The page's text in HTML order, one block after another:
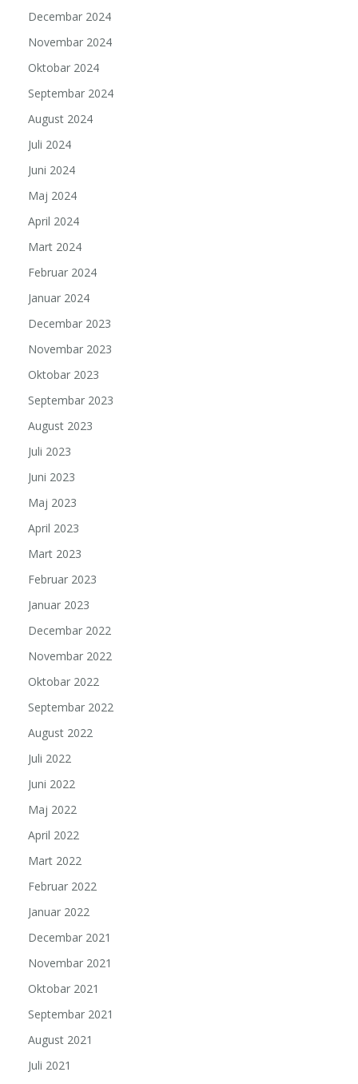
Decembar 2024
Novembar 2024
Oktobar 2024
Septembar 2024
August 2024
Juli 2024
Juni 2024
Maj 2024
April 2024
Mart 2024
Februar 2024
Januar 2024
Decembar 2023
Novembar 2023
Oktobar 2023
Septembar 2023
August 2023
Juli 2023
Juni 2023
Maj 2023
April 2023
Mart 2023
Februar 2023
Januar 2023
Decembar 2022
Novembar 2022
Oktobar 2022
Septembar 2022
August 2022
Juli 2022
Juni 2022
Maj 2022
April 2022
Mart 2022
Februar 2022
Januar 2022
Decembar 2021
Novembar 2021
Oktobar 2021
Septembar 2021
August 2021
Juli 2021